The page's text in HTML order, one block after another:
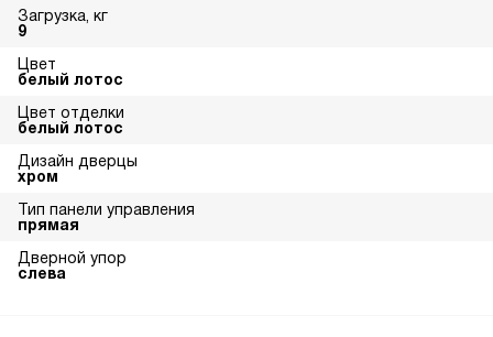
Загрузка, кг
9
Цвет
белый лотос
Цвет отделки
белый лотос
Дизайн дверцы
хром
Тип панели управления
прямая
Дверной упор
слева